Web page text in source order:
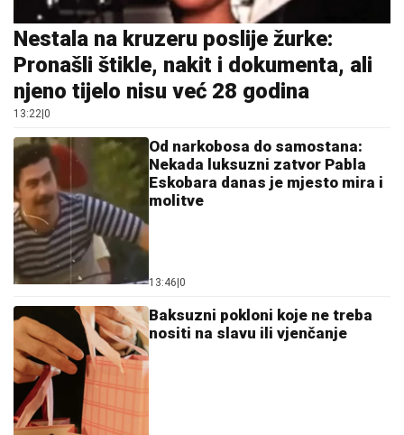
Nestala na kruzeru poslije žurke:
Pronašli štikle, nakit i dokumenta, ali
njeno tijelo nisu već 28 godina
13:22 0
Od narkobosa do samostana:
Nekada luksuzni zatvor Pabla
Eskobara danas je mjesto mira i
molitve
13:46 0
Baksuzni pokloni koje ne treba
nositi na slavu ili vjenčanje